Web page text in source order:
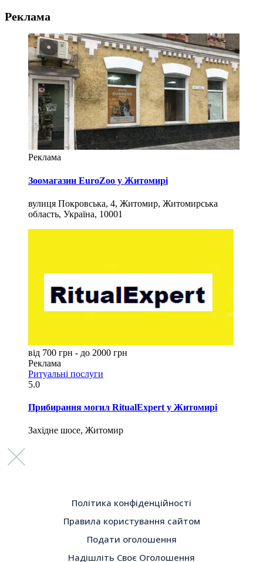
Реклама
Реклама
Зоомагазин EuroZoo у Житомирі
вулиця Покровська, 4, Житомир, Житомирська
область, Україна, 10001
від 700 грн - до 2000 грн
Реклама
Ритуальні послуги
5.0
Прибирання могил RitualExpert у Житомирі
Західне шосе, Житомир
Політика конфіденційності
Правила користування сайтом
Подати оголошення
Надішліть Своє Оголошення